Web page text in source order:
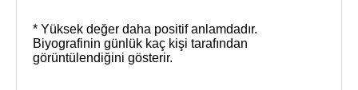
* Yüksek değer daha positif anlamdadır.
Biyografinin günlük kaç kişi tarafından
görüntülendiğini gösterir.